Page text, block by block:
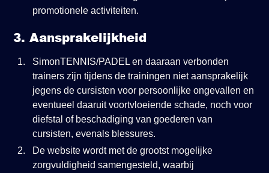
promotionele activiteiten.
3. Aansprakelijkheid
SimonTENNIS/PADEL en daaraan verbonden
trainers zijn tijdens de trainingen niet aansprakelijk
jegens de cursisten voor persoonlijke ongevallen en
eventueel daaruit voortvloeiende schade, noch voor
diefstal of beschadiging van goederen van
cursisten, evenals blessures.
De website wordt met de grootst mogelijke
zorgvuldigheid samengesteld, waarbij